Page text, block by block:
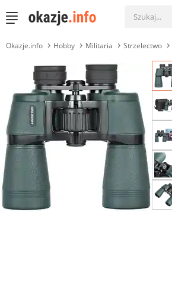
Okazje.info Hobby Militaria Strzelectwo